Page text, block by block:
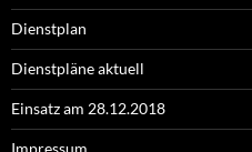
Dienstplan
Dienstpläne aktuell
Einsatz am 28.12.2018